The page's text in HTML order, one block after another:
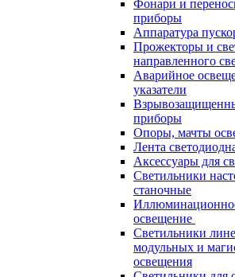
Фонари и
приборы
Аппаратура
Прожекторы и
направленного
Аварийное
указатели
приборы
Опоры, мачты
Лента
Аксессуары для
Светильники
станочные
освещение
Светильники
модульных и
освещения